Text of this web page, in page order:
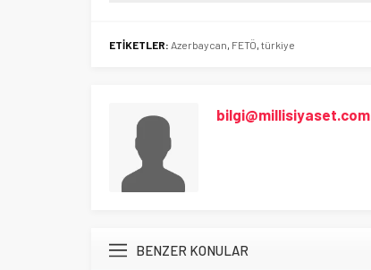
ETİKETLER: Azerbaycan, FETÖ, türkiye
bilgi@millisiyaset.com
BENZER KONULAR